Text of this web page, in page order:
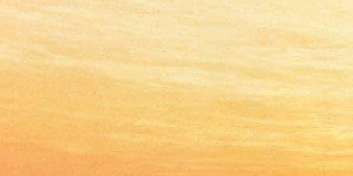
02 октября 2014, четверг
Екатерина Мцитуридзе на открытии Медиа Форума:
"Главное - чтобы в Питере появился дееспособный
кинорынок"
Архив предыдущих материалов